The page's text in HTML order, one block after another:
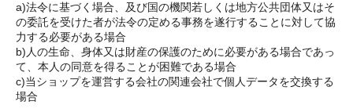
a)法令に基づく場合、及び国の機関若しくは地方公共団体又はそ
の委託を受けた者が法令の定める事務を遂行することに対して協
力する必要がある場合
b)人の生命、身体又は財産の保護のために必要がある場合であっ
て、本人の同意を得ることが困難である場合
c)当ショップを運営する会社の関連会社で個人データを交換する
場合